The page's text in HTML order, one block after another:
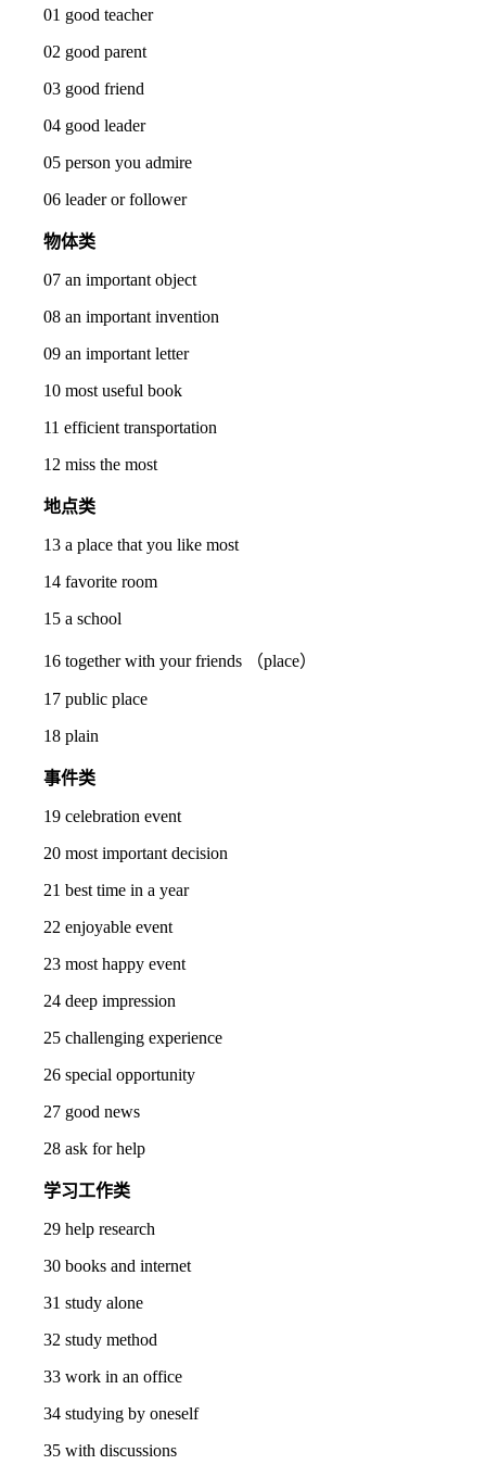
01 good teacher
02 good parent
03 good friend
04 good leader
05 person you admire
06 leader or follower
物体类
07 an important object
08 an important invention
09 an important letter
10 most useful book
11 efficient transportation
12 miss the most
地点类
13 a place that you like most
14 favorite room
15 a school
16 together with your friends （place）
17 public place
18 plain
事件类
19 celebration event
20 most important decision
21 best time in a year
22 enjoyable event
23 most happy event
24 deep impression
25 challenging experience
26 special opportunity
27 good news
28 ask for help
学习工作类
29 help research
30 books and internet
31 study alone
32 study method
33 work in an office
34 studying by oneself
35 with discussions